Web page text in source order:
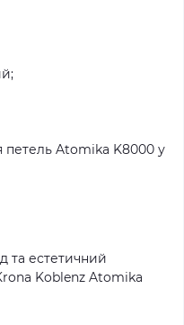
петель Atomika K8000 у
та естетичний
Koblenz Atomika